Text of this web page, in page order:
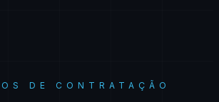
DE CONTRATAÇÃO